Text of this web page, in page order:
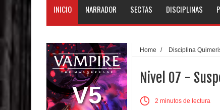
Parte 01: Escondido a Plena Luz
Parte 02: El Enemigo de mi Enemigo
Parte 06: Coletazos
Parte 05: Los Horrores del Infierno
INICIO NARRADOR SECTAS DISCIPLINAS
V5
Home / Disciplina
Nivel 07 -
2 minutos de lectura